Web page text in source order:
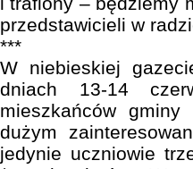
przedstawicieli w
***
W niebieskiej
dniach 13-14
mieszkańców
dużym
jedynie uczniowie